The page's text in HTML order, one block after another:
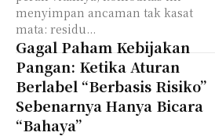
menyimpan ancaman tak kasat
mata: residu...
Gagal Paham Kebijakan
Pangan: Ketika Aturan
Berlabel “Berbasis Risiko”
Sebenarnya Hanya Bicara
“Bahaya”